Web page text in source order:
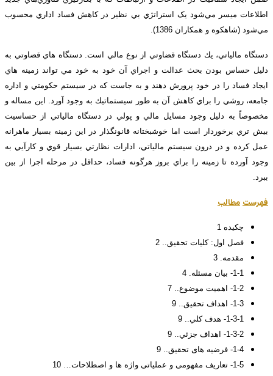
اطلاعات ميسر مي‌شود يک استراتژي بي نظير در کاهش فساد اداري محسوب
مي‌شود (شاهکوه و همکاران 1386).
دستگاه مالياتي، يك دستگاه قضاوتي از نوع مالي است. دستگاه هاي قضاوتي به
دليل حساس بودن بحث عدالت و اجراي آن خود به خود مي تواند زمينه هاي
ايجاد فساد را در خود پرورش دهند و به جاست كه در سيستم حكومتي و اداره
جامعه، روشي را براي كاهش آن به طور سيستماتيك به وجود آورد. اين مساله و
مخصوصاً به دليل وجود مسايل مالي و پولي در دستگاه مالياتي از حساسيت
بيش تري برخوردار است اما خوشبختانه قانونگذار در اين زمينه بسيار ماهرانه
عمل كرده و در درون سيستم مالياتي، ادارات نظارتي بسيار قوي و كارآيي به
وجود آورده تا زمينه را براي بروز هرگونه فساد، حداقل در مرحله اجرا از بين
ببرد.
فهرستمطالب
چکیده 1
فصل اول: کلیات تحقیق.. 2
مقدمه. 3
1-1- بيان مسئله. 4
1-2- اهمیت موضوع.. 7
1-3- اهداف تحقيق.. 9
1-3-1- هدف کلي.. 9
1-3-2- اهداف جزئي.. 9
1-4- فرضیه های تحقيق.. 9
1-5- تعاريف مفهومی و عملیاتی واژه ها و اصطلاحات… 10